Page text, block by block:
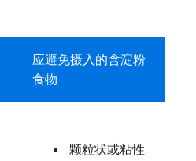
应避免摄入的含淀粉
食物
颗粒状或粘性